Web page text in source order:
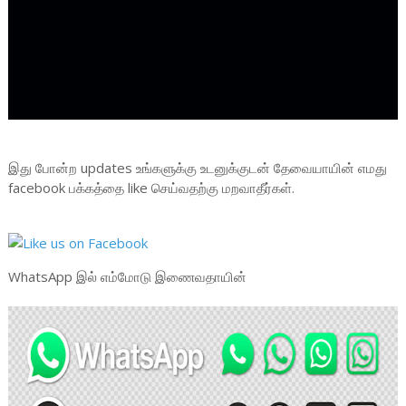
இது போன்ற updates உங்களுக்கு உடனுக்குடன் தேவையாயின் எமது
facebook பக்கத்தை like செய்வதற்கு மறவாதீர்கள்.
WhatsApp இல் எம்மோடு இணைவதாயின்